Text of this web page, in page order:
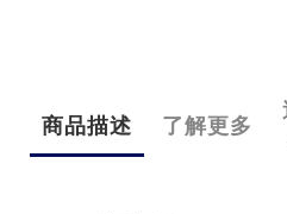
商品描述 了解更多